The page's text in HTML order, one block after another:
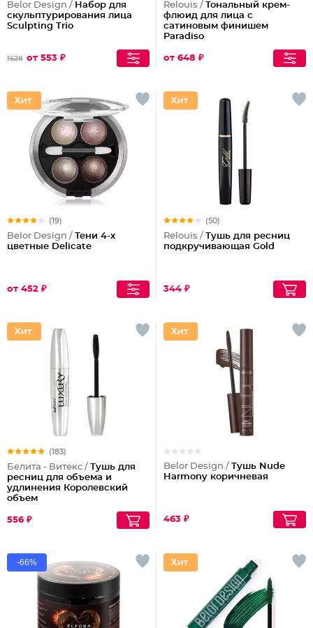
Belor Design / Набор для
скульптурирования лица
Sculpting Triо
1628 от 553 ₽
Relouis /
Тональный крем-
флюид для лица c
сатиновым финишем
Paradiso
от 648 ₽
(19)
Belor Design /
Тени 4-х
цветные Delicate
от 452 ₽
(50)
Relouis /
Тушь для ресниц
подкручивающая Gold
344 ₽
(183)
Белита - Витекс /
Тушь для
ресниц для объема и
удлинения Королевский
объем
556 ₽
Belor Design /
Тушь Nude
Harmony коричневая
463 ₽
-66%